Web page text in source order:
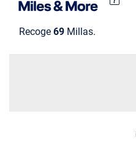
Recoge 69 Millas.